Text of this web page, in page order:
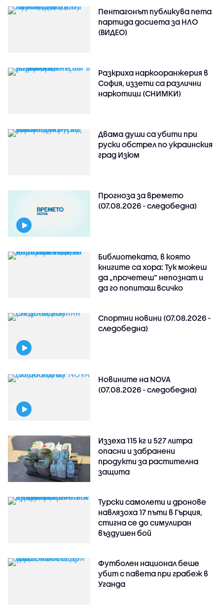
Пентагонът публикува пета
партида досиета за НЛО
(ВИДЕО)
Разкриха наркооранжерия в
София, иззети са различни
наркотици (СНИМКИ)
Двама души са убити при
руски обстрeл по украинския
град Изюм
Прогноза за времето
(07.08.2026 - следобедна)
Библиотеката, в която
книгите са хора: Тук можеш
да „прочетеш“ непознат и
да го попиташ всичко
Спортни новини (07.08.2026 -
следобедна)
Новините на NOVA
(07.08.2026 - следобедна)
Иззеха 115 кг и 527 литра
опасни и забранени
продукти за растителна
защита
Турски самолети и дронове
навлязоха 17 пъти в Гърция,
стигна се до симулиран
въздушен бой
Футболен национал беше
убит с павета при грабеж в
Уганда